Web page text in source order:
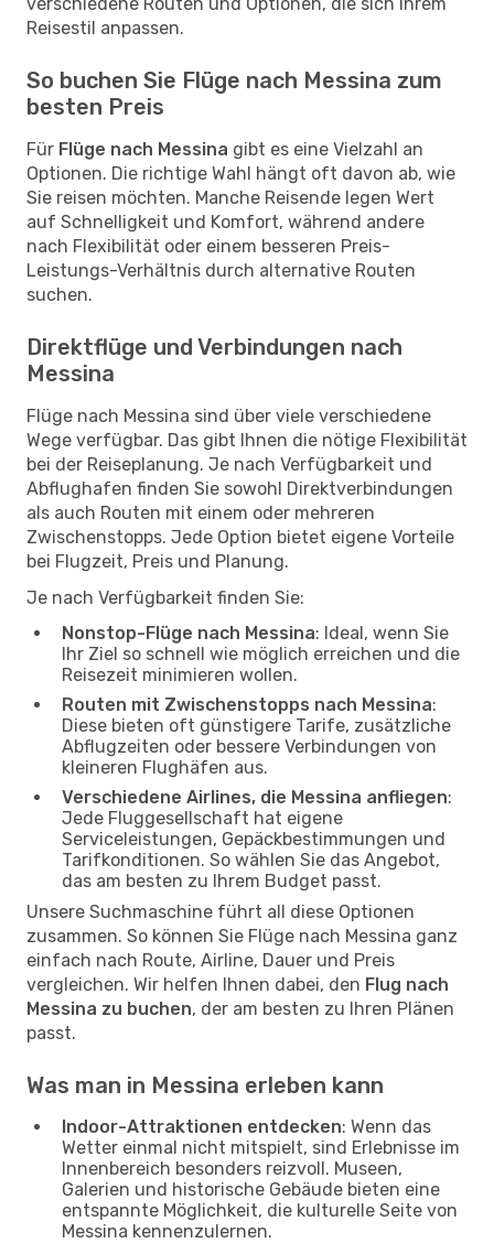
Reisestil anpassen.
So buchen Sie Flüge nach Messina zum
besten Preis
Für Flüge nach Messina gibt es eine Vielzahl an
Optionen. Die richtige Wahl hängt oft davon ab, wie
Sie reisen möchten. Manche Reisende legen Wert
auf Schnelligkeit und Komfort, während andere
nach Flexibilität oder einem besseren Preis-
Leistungs-Verhältnis durch alternative Routen
suchen.
Direktflüge und Verbindungen nach
Messina
Flüge nach Messina sind über viele verschiedene
Wege verfügbar. Das gibt Ihnen die nötige Flexibilität
bei der Reiseplanung. Je nach Verfügbarkeit und
Abflughafen finden Sie sowohl Direktverbindungen
als auch Routen mit einem oder mehreren
Zwischenstopps. Jede Option bietet eigene Vorteile
bei Flugzeit, Preis und Planung.
Je nach Verfügbarkeit finden Sie:
Nonstop-Flüge nach Messina: Ideal, wenn Sie
Ihr Ziel so schnell wie möglich erreichen und die
Reisezeit minimieren wollen.
Routen mit Zwischenstopps nach Messina:
Diese bieten oft günstigere Tarife, zusätzliche
Abflugzeiten oder bessere Verbindungen von
kleineren Flughäfen aus.
Verschiedene Airlines, die Messina anfliegen:
Jede Fluggesellschaft hat eigene
Serviceleistungen, Gepäckbestimmungen und
Tarifkonditionen. So wählen Sie das Angebot,
das am besten zu Ihrem Budget passt.
Unsere Suchmaschine führt all diese Optionen
zusammen. So können Sie Flüge nach Messina ganz
einfach nach Route, Airline, Dauer und Preis
vergleichen. Wir helfen Ihnen dabei, den Flug nach
Messina zu buchen, der am besten zu Ihren Plänen
passt.
Was man in Messina erleben kann
Indoor-Attraktionen entdecken: Wenn das
Wetter einmal nicht mitspielt, sind Erlebnisse im
Innenbereich besonders reizvoll. Museen,
Galerien und historische Gebäude bieten eine
entspannte Möglichkeit, die kulturelle Seite von
Messina kennenzulernen.